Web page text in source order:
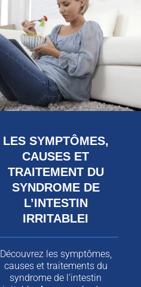
LES SYMPTÔMES,
CAUSES ET
TRAITEMENT DU
SYNDROME DE
L’INTESTIN
IRRITABLEI
Découvrez les symptômes,
causes et traitements du
syndrome de l’intestin